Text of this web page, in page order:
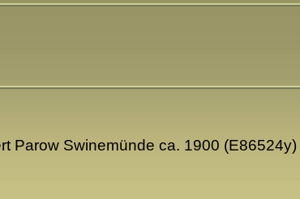
Parow Swinemünde ca. 1900 (E86524y)